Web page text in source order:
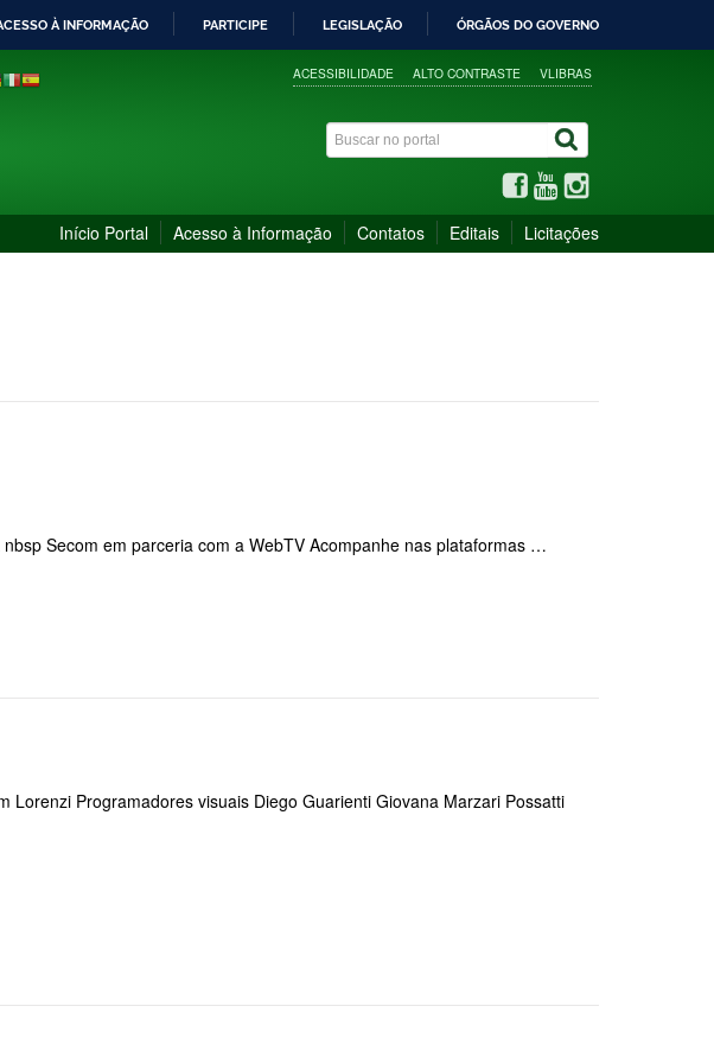
À INFORMAÇÃO PARTICIPE LEGISLAÇÃO ÓRGÃOS DO GOVERNO
ACESSIBILIDADE ALTO CONTRASTE VLIBRAS
Início Portal Acesso à Informação Contatos Editais Licitações
Secom em parceria com a WebTV Acompanhe nas plataformas …
Lorenzi Programadores visuais Diego Guarienti Giovana Marzari Possatti